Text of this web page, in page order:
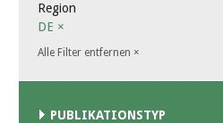
Region
DE ×
Alle Filter entfernen ×
PUBLIKATIONSTYP